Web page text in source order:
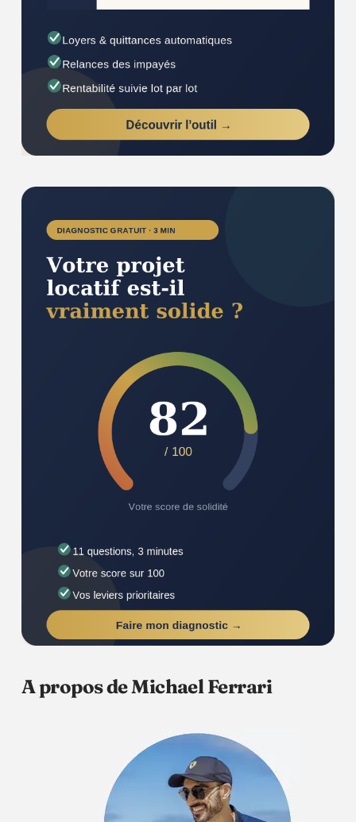
A propos de Michael Ferrari